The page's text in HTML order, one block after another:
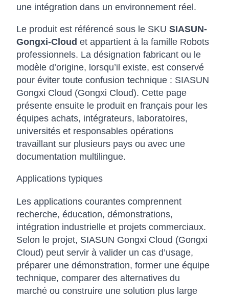
une intégration dans un environnement réel.
Le produit est référencé sous le SKU SIASUN-
Gongxi-Cloud et appartient à la famille Robots
professionnels. La désignation fabricant ou le
modèle d’origine, lorsqu’il existe, est conservé
pour éviter toute confusion technique : SIASUN
Gongxi Cloud (Gongxi Cloud). Cette page
présente ensuite le produit en français pour les
équipes achats, intégrateurs, laboratoires,
universités et responsables opérations
travaillant sur plusieurs pays ou avec une
documentation multilingue.
Applications typiques
Les applications courantes comprennent
recherche, éducation, démonstrations,
intégration industrielle et projets commerciaux.
Selon le projet, SIASUN Gongxi Cloud (Gongxi
Cloud) peut servir à valider un cas d’usage,
préparer une démonstration, former une équipe
technique, comparer des alternatives du
marché ou construire une solution plus large